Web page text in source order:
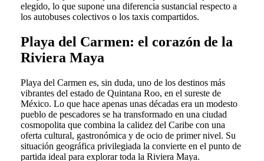
elegido, lo que supone una diferencia sustancial respecto a
los autobuses colectivos o los taxis compartidos.
Playa del Carmen: el corazón de la
Riviera Maya
Playa del Carmen es, sin duda, uno de los destinos más
vibrantes del estado de Quintana Roo, en el sureste de
México. Lo que hace apenas unas décadas era un modesto
pueblo de pescadores se ha transformado en una ciudad
cosmopolita que combina la calidez del Caribe con una
oferta cultural, gastronómica y de ocio de primer nivel. Su
situación geográfica privilegiada la convierte en el punto de
partida ideal para explorar toda la Riviera Maya.